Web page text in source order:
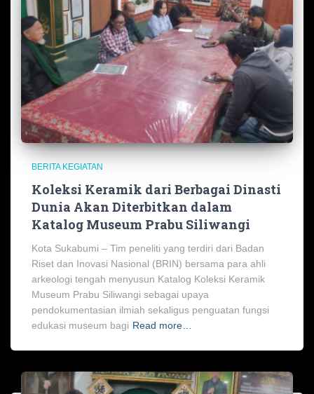
BERITA KEGIATAN
Koleksi Keramik dari Berbagai Dinasti
Dunia Akan Diterbitkan dalam
Katalog Museum Prabu Siliwangi
Kota Sukabumi – Tim peneliti yang terdiri dari Badan
Riset dan Inovasi Nasional (BRIN) bersama para ahli
arkeologi tengah menyusun Katalog Koleksi Keramik
Museum Prabu Siliwangi sebagai upaya
pendokumentasian ilmiah sekaligus penguatan fungsi
edukasi museum bagi Read more…